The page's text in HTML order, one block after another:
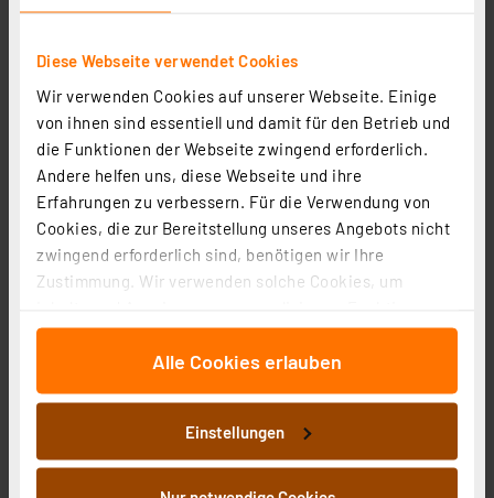
Diese Webseite verwendet Cookies
Wir verwenden Cookies auf unserer Webseite. Einige
von ihnen sind essentiell und damit für den Betrieb und
die Funktionen der Webseite zwingend erforderlich.
Andere helfen uns, diese Webseite und ihre
Erfahrungen zu verbessern. Für die Verwendung von
Cookies, die zur Bereitstellung unseres Angebots nicht
zwingend erforderlich sind, benötigen wir Ihre
Zustimmung. Wir verwenden solche Cookies, um
für soziale Medien anbieten zu können und die Zugriffe
auf unsere Website zu analysieren. Außerdem geben
wir Informationen zu Ihrer Verwendung unserer Website
an unsere Partner für soziale Medien, Werbung und
Analysen weiter. Unsere Partner führen diese
Informationen möglicherweise mit weiteren Daten
zusammen, die Sie ihnen bereitgestellt haben oder die
Alle Cookies erlauben
Einstellungen
EZVIZ WLAN Outdoor-Akku-Überwachungskamera EB3,
2K-Auflösung, bis 4 Monate Akkulaufzeit, IP65
Artikel-Nr. 252684
Informationen zu Versandkosten